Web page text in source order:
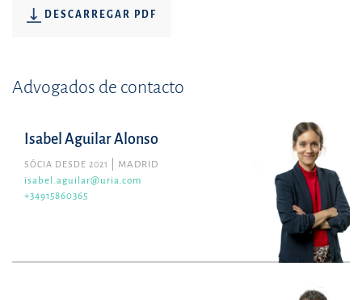
DESCARREGAR PDF
Advogados de contacto
Isabel Aguilar Alonso
SÓCIA DESDE 2021
MADRID
isabel.aguilar@uria.com
+34915860365